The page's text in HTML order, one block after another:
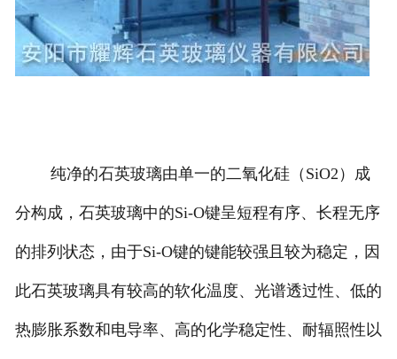
纯净的石英玻璃由单一的二氧化硅（SiO2）成
分构成，石英玻璃中的Si-O键呈短程有序、长程无序
的排列状态，由于Si-O键的键能较强且较为稳定，因
此石英玻璃具有较高的软化温度、光谱透过性、低的
热膨胀系数和电导率、高的化学稳定性、耐辐照性以